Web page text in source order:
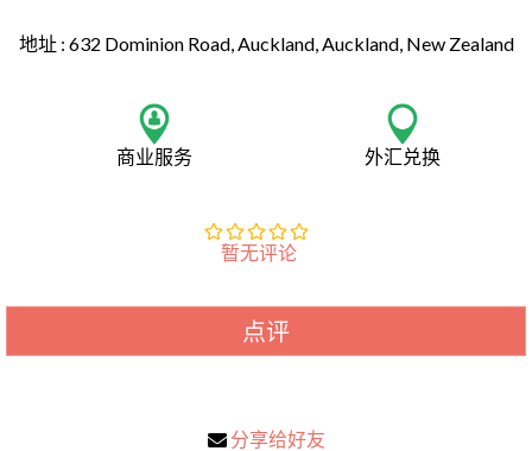
地址 : 632 Dominion Road, Auckland, Auckland, New Zealand
商业服务 外汇兑换
暂无评论
点评
分享给好友